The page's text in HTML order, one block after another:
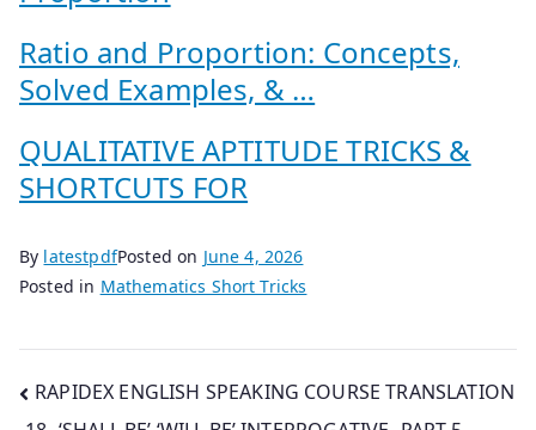
Ratio and Proportion: Concepts,
Solved Examples, & …
QUALITATIVE APTITUDE TRICKS &
SHORTCUTS FOR
By latestpdfPosted on June 4, 2026
Posted in Mathematics Short Tricks
Post
RAPIDEX ENGLISH SPEAKING COURSE TRANSLATION